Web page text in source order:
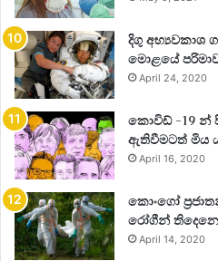
ප්‍රෝටීන, ලිපිඩ,ස්ටෙරොයිඩ
ගොල්හි සංකිර්ණය
ස්‍රාවීය ද්‍රව්‍ය නිපදවිම හා
ප්‍රධාන වශයෙන් දක්නට ලැබේ.
සෛල රික්තකය
ශාක සෛල වල විශාල මධ්‍ය
ඇත.මේවා මගින් සෛල වල ජල
සන්ධාරණය පවත්වා ගැනිම
දිගු අභ්‍යවකාශ
මොළයේ
April 24, 2020
කොවිඩ් -19 න්
ඇතිවීමටත් මිය
April 16, 2020
කොංගෝ
රෝගීන්
April 14, 2020